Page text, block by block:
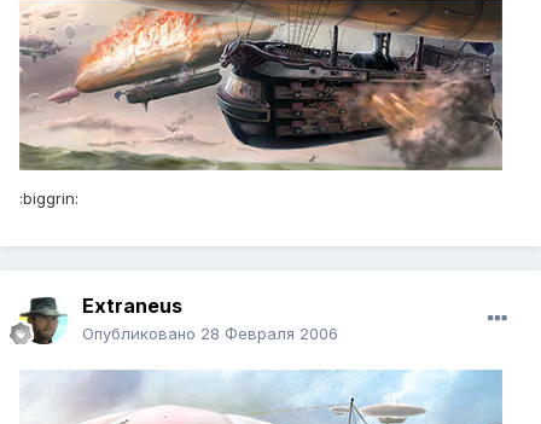
:biggrin:
Extraneus
Опубликовано 28 Февраля 2006